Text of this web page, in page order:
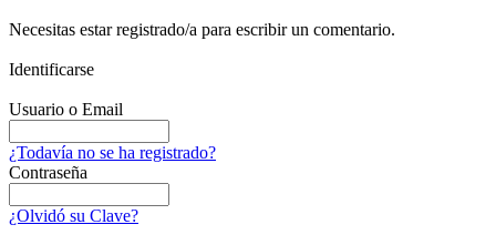
Necesitas estar registrado/a para escribir un comentario.
Identificarse
Usuario o Email
¿Todavía no se ha registrado?
Contraseña
¿Olvidó su Clave?